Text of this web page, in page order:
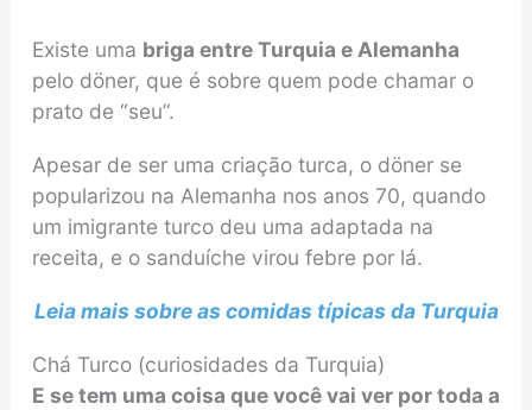
Existe uma briga entre Turquia e Alemanha
pelo döner, que é sobre quem pode chamar o
prato de “seu”.
Apesar de ser uma criação turca, o döner se
popularizou na Alemanha nos anos 70, quando
um imigrante turco deu uma adaptada na
receita, e o sanduíche virou febre por lá.
Leia mais sobre as comidas típicas da Turquia
Chá Turco (curiosidades da Turquia)
E se tem uma coisa que você vai ver por toda a